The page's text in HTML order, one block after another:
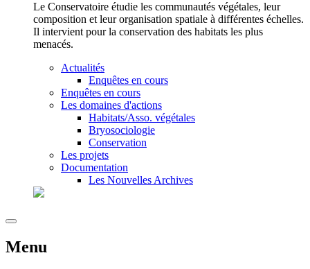
Le Conservatoire étudie les communautés végétales, leur
composition et leur organisation spatiale à différentes échelles.
Il intervient pour la conservation des habitats les plus
menacés.
Actualités
Enquêtes en cours
Enquêtes en cours
Les domaines d'actions
Habitats/Asso. végétales
Bryosociologie
Conservation
Les projets
Documentation
Les Nouvelles Archives
Menu